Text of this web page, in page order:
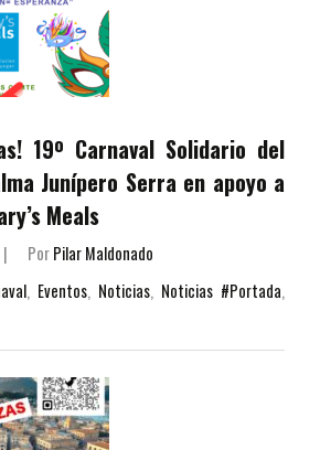
19º Carnaval Solidario del
Junípero Serra en apoyo a
Meals
| PorPilar Maldonado
, Eventos, Noticias, Noticias #Portada,